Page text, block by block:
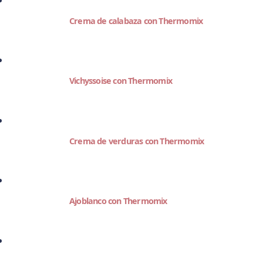
Crema de calabaza con Thermomix
Vichyssoise con Thermomix
Crema de verduras con Thermomix
Ajoblanco con Thermomix